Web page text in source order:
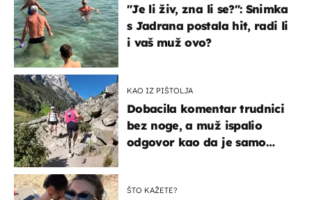
"Je li živ, zna li se?": Snimka
s Jadrana postala hit, radi li
i vaš muž ovo?
KAO IZ PIŠTOLJA
Dobacila komentar trudnici
bez noge, a muž ispalio
odgovor kao da je samo
ŠTO KAŽETE?